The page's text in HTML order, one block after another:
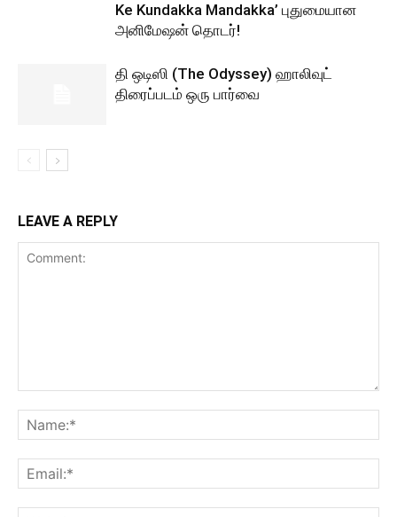
Ke Kundakka Mandakka’ புதுமையான
அனிமேஷன் தொடர்!
தி ஒடிஸி (The Odyssey) ஹாலிவுட்
திரைப்படம் ஒரு பார்வை
LEAVE A REPLY